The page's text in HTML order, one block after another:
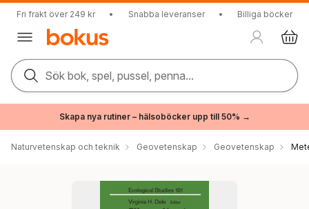
Fri frakt över 249 kr • Snabba leveranser • Billiga böcker
Sök bok, spel, pussel, penna...
Skapa nya rutiner – hälsoböcker upp till 50% →
Naturvetenskap och teknik Geovetenskap Geovetenskap